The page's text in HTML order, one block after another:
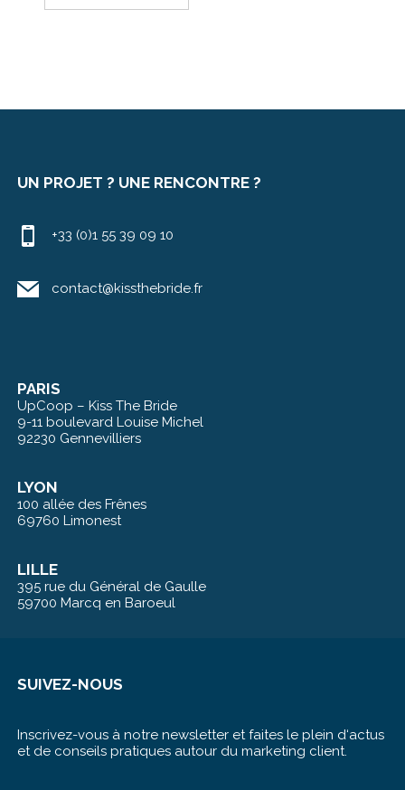
UN PROJET ? UNE RENCONTRE ?
+33 (0)1 55 39 09 10
contact@kissthebride.fr
PARIS
UpCoop – Kiss The Bride
9-11 boulevard Louise Michel
92230 Gennevilliers
LYON
100 allée des Frênes
69760 Limonest
LILLE
395 rue du Général de Gaulle
59700 Marcq en Baroeul
SUIVEZ-NOUS
Inscrivez-vous à notre newsletter et faites le plein d‘actus
et de conseils pratiques autour du marketing client.